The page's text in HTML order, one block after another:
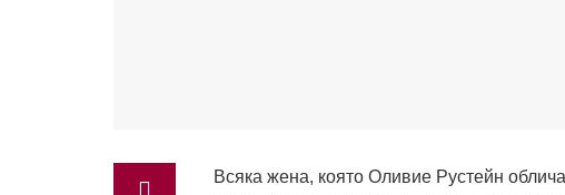
Всяка жена, която Оливие Рустейн